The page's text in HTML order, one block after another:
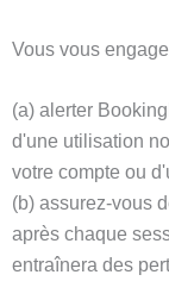
Vous vous
(a) alerter
d'une utilisation
votre compte ou
(b) assurez-vous
après chaque
entraînera des